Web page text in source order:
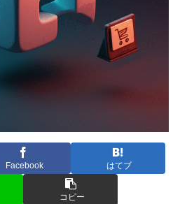
Facebook はてブ
コピー